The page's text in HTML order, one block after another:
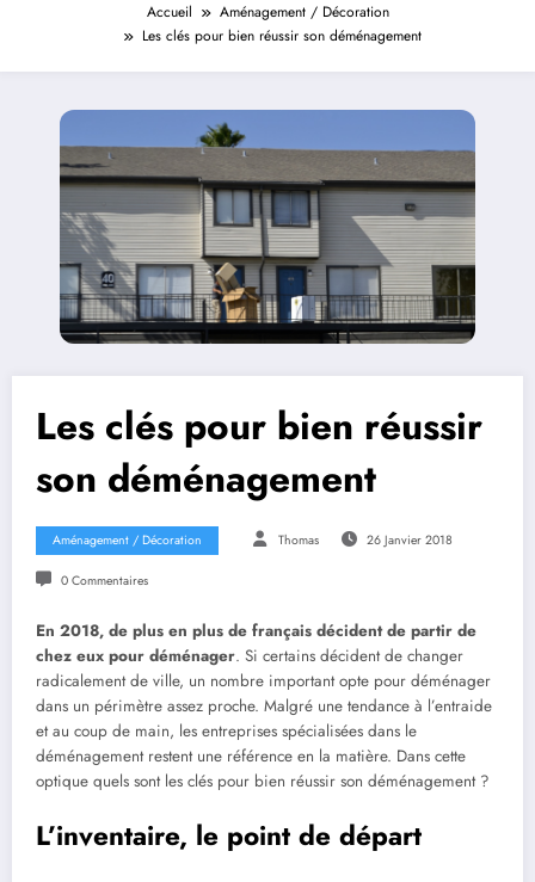
Accueil
Aménagement / Décoration
Les clés pour bien réussir son déménagement
Les clés pour bien réussir
son déménagement
Aménagement / Décoration Thomas 26 Janvier 2018
0 Commentaires
En 2018, de plus en plus de français décident de partir de
chez eux pour déménager. Si certains décident de changer
radicalement de ville, un nombre important opte pour déménager
dans un périmètre assez proche. Malgré une tendance à l’entraide
et au coup de main, les entreprises spécialisées dans le
déménagement restent une référence en la matière. Dans cette
optique quels sont les clés pour bien réussir son déménagement ?
L’inventaire, le point de départ